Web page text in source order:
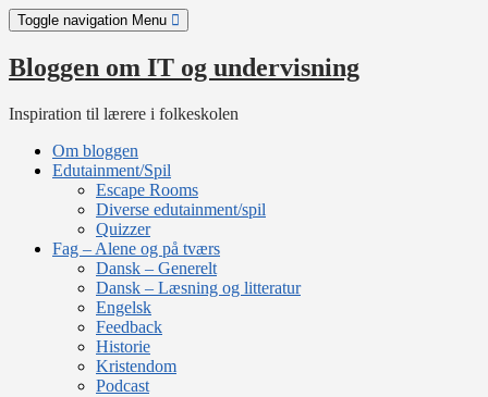
Skip
to
content
Toggle navigation Menu
Bloggen om IT og undervisning
Inspiration til lærere i folkeskolen
Om bloggen
Edutainment/Spil
Escape Rooms
Diverse edutainment/spil
Quizzer
Fag – Alene og på tværs
Dansk – Generelt
Dansk – Læsning og litteratur
Engelsk
Feedback
Historie
Kristendom
Podcast